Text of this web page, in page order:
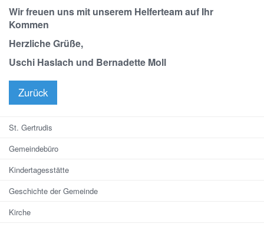
Wir freuen uns mit unserem Helferteam auf Ihr
Kommen
Herzliche Grüße,
Uschi Haslach und Bernadette Moll
Zurück
St. Gertrudis
Gemeindebüro
Kindertagesstätte
Geschichte der Gemeinde
Kirche